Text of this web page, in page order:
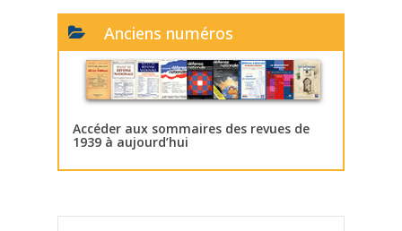
Anciens numéros
Accéder aux sommaires des revues de
1939 à aujourd’hui